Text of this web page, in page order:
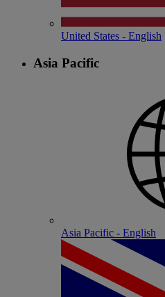
United States - English
Asia Pacific
Asia Pacific - English